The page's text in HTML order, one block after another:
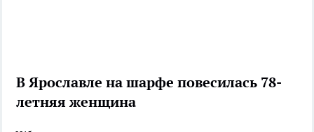
В Ярославле на шарфе повесилась 78-
летняя женщина